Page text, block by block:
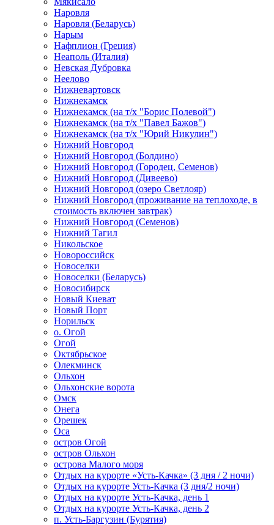
Наровля
Наровля (Беларусь)
Нарым
Нафплион (Греция)
Неаполь (Италия)
Невская Дубровка
Неелово
Нижневартовск
Нижнекамск
Нижнекамск (на т/х "Борис Полевой")
Нижнекамск (на т/х "Павел Бажов")
Нижнекамск (на т/х "Юрий Никулин")
Нижний Новгород
Нижний Новгород (Болдино)
Нижний Новгород (Городец, Семенов)
Нижний Новгород (Дивеево)
Нижний Новгород (озеро Светлояр)
Нижний Новгород (проживание на теплоходе, в
стоимость включен завтрак)
Нижний Новгород (Семенов)
Нижний Тагил
Никольское
Новороссийск
Новоселки
Новоселки (Беларусь)
Новосибирск
Новый Киеват
Новый Порт
Норильск
о. Огой
Огой
Октябрьское
Олекминск
Ольхон
Ольхонские ворота
Омск
Онега
Орешек
Оса
остров Огой
остров Ольхон
острова Малого моря
Отдых на курорте «Усть-Качка» (3 дня / 2 ночи)
Отдых на курорте Усть-Качка (3 дня/2 ночи)
Отдых на курорте Усть-Качка, день 1
Отдых на курорте Усть-Качка, день 2
п. Усть-Баргузин (Бурятия)